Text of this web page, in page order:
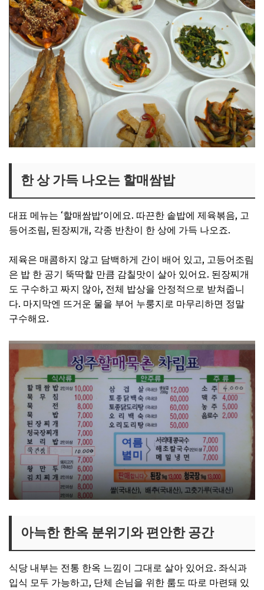
한 상 가득 나오는 할매쌈밥
대표 메뉴는 ‘할매쌈밥’이에요. 따끈한 솥밥에 제육볶음, 고
등어조림, 된장찌개, 각종 반찬이 한 상에 가득 나오죠.
제육은 매콤하지 않고 담백하게 간이 배어 있고, 고등어조림
은 밥 한 공기 뚝딱할 만큼 감칠맛이 살아 있어요. 된장찌개
도 구수하고 짜지 않아, 전체 밥상을 안정적으로 받쳐줍니
다. 마지막엔 뜨거운 물을 부어 누룽지로 마무리하면 정말
구수해요.
아늑한 한옥 분위기와 편안한 공간
식당 내부는 전통 한옥 느낌이 그대로 살아 있어요. 좌식과
입식 모두 가능하고, 단체 손님을 위한 룸도 따로 마련돼 있